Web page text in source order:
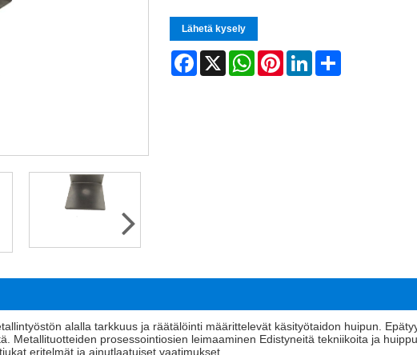
Lähetä kysely
Facebook
X WhatsAppPinterestLinkedIn
alalla tarkkuus ja räätälöinti määrittelevät käsityötaidon huipun.
Metallituotteiden prosessointiosien leimaaminen Edistyneitä tekniikoita ja
eritelmät ja ainutlaatuiset vaatimukset.